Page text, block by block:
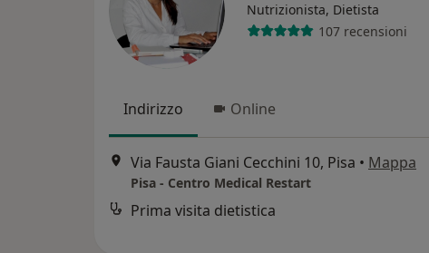
Nutrizionista, Dietista
107 recensioni
Indirizzo Online
Via Fausta Giani Cecchini 10, Pisa • Mappa
Pisa - Centro Medical Restart
Prima visita dietistica